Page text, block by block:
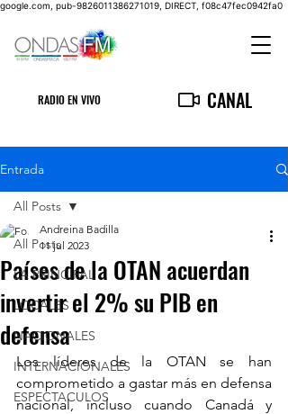
google.com, pub-9826011386271019, DIRECT, f08c47fec0942fa0
RADIO EN VIVO CANAL
Entrada
All Posts
LA PRINCIPAL
LOCALES
NACIONALES
INTERNACIONALES
ESPECTACULOS
All Posts
Países de la OTAN acuerdan
invertir el 2% su PIB en
defensa
Andreina Badilla
11 jul 2023
Los líderes de la OTAN se han
comprometido a gastar más en defensa
nacional, incluso cuando Canadá y